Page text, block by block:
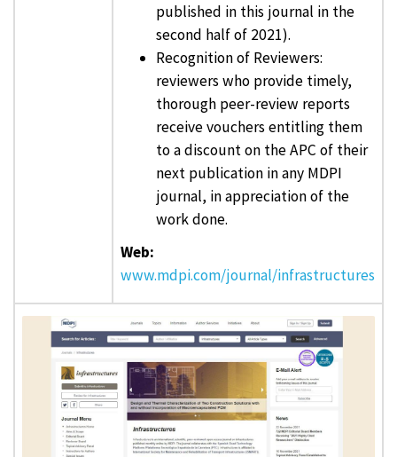
published in this journal in the
second half of 2021).
Recognition of Reviewers:
reviewers who provide timely,
thorough peer-review reports
receive vouchers entitling them
to a discount on the APC of their
next publication in any MDPI
journal, in appreciation of the
work done.
Web:
www.mdpi.com/journal/infrastructures